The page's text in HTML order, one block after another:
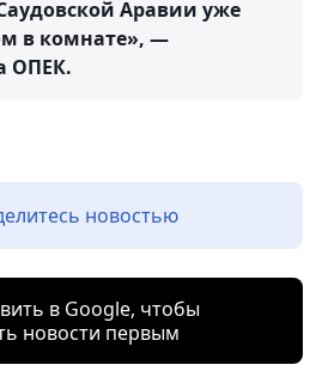
Аравии уже
в комнате», —
ОПЕК.
новостью
в Google, чтобы
новости первым